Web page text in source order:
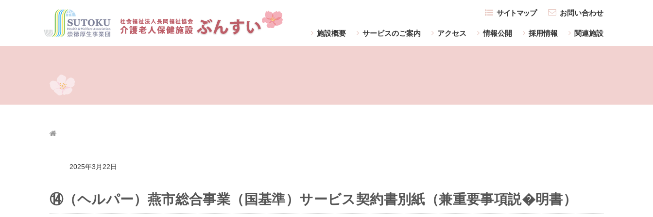
お問い合わせ
サイトマップ
施設概要 サービスのご案内 アクセス 情報公開 採用情報 関連施設
2025年3月22日
⑭（ヘルパー）燕市総合事業（国基準）サービス契約書別紙（兼重要事項説�明書）